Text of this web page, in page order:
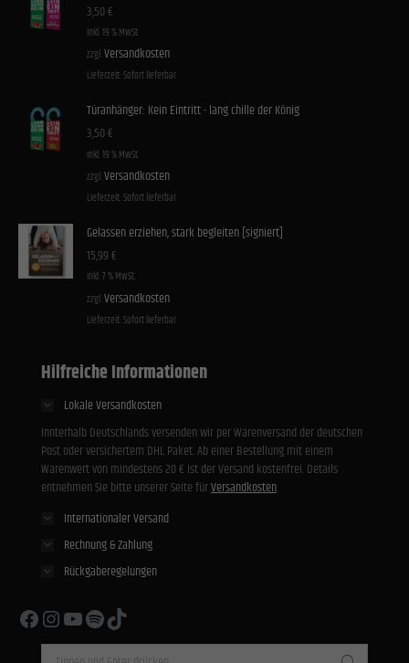
3,50€
inkl. 19 % MwSt.
zzgl. Versandkosten
Lieferzeit: Sofort lieferbar
Türanhänger: Kein Eintritt - lang chille der König
3,50€
inkl. 19 % MwSt.
zzgl. Versandkosten
Lieferzeit: Sofort lieferbar
Gelassen erziehen, stark begleiten [signiert]
15,99€
inkl. 7 % MwSt.
zzgl. Versandkosten
Lieferzeit: Sofort lieferbar
Hilfreiche Informationen
Lokale Versandkosten
Innterhalb Deutschlands versenden wir per Warenversand der deutschen
Post oder versichertem DHL Paket. Ab einer Bestellung mit einem
Warenwert von mindestens 20 € ist der Versand kostenfrei. Details
entnehmen Sie bitte unserer Seite fürVersandkosten.
Internationaler Versand
Rechnung & Zahlung
Rückgaberegelungen
Facebook
Instagram
YouTube
Spotify
TikTok